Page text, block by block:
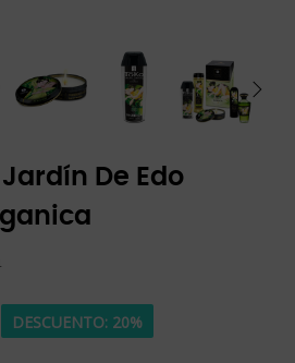
De Edo
DESCUENTO: 20%